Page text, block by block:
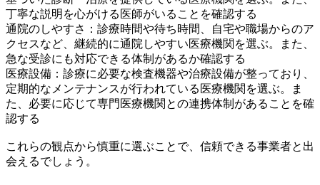
丁寧な説明を心がける医師がいることを確認する
通院のしやすさ：診療時間や待ち時間、自宅や職場からのア
クセスなど、継続的に通院しやすい医療機関を選ぶ。また、
急な受診にも対応できる体制があるか確認する
医療設備：診療に必要な検査機器や治療設備が整っており、
定期的なメンテナンスが行われている医療機関を選ぶ。ま
た、必要に応じて専門医療機関との連携体制があることを確
認する
これらの観点から慎重に選ぶことで、信頼できる事業者と出
会えるでしょう。